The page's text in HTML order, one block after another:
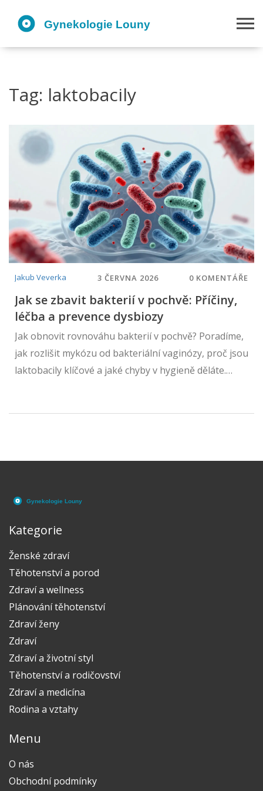
Tag: laktobacily
Jakub Veverka 3 ČERVNA 2026 0 KOMENTÁŘE
Jak se zbavit bakterií v pochvě: Příčiny,
léčba a prevence dysbiozy
Jak obnovit rovnováhu bakterií v pochvě? Poradíme,
jak rozlišit mykózu od bakteriální vaginózy, proč jsou
laktobacily klíčové a jaké chyby v hygieně děláte.
Kategorie
Ženské zdraví
Těhotenství a porod
Zdraví a wellness
Plánování těhotenství
Zdraví ženy
Zdraví
Zdraví a životní styl
Těhotenství a rodičovství
Zdraví a medicína
Rodina a vztahy
Menu
O nás
Obchodní podmínky